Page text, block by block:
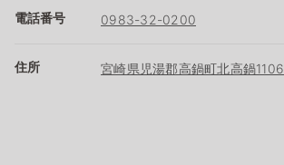
電話番号 0983-32-0200
住所 宮崎県児湯郡高鍋町北高鍋1106